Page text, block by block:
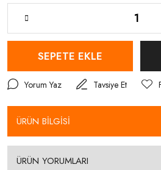
SEPETE EKLE
Yorum Yaz Tavsiye Et
ÜRÜN BİLGİSİ
ÜRÜN YORUMLARI